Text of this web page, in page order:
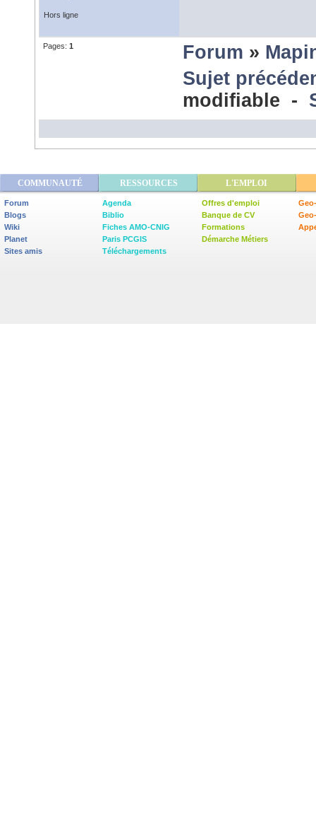
Hors ligne
Pages: 1 Forum »
Sujet
modifiable -
COMMUNAUTÉ RESSOURCES L'EMPLOI
Forum
Blogs
Wiki
Planet
Sites amis
Agenda
Biblio
Fiches AMO-CNIG
Paris PCGIS
Téléchargements
Offres d'emploi
Banque de CV
Formations
Démarche Métiers